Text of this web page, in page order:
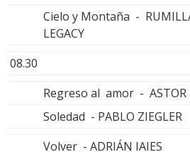
Cielo y Montaña -
LEGACY
08.30
Regreso al amor - ASTOR
Soledad - PABLO ZIEGLER
Volver - ADRIÁN IAIES